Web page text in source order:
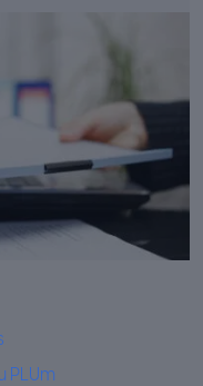
PLUm